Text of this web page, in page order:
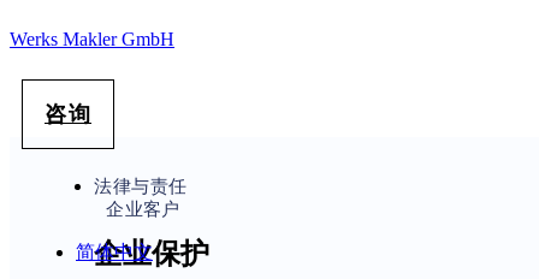
Werks Makler GmbH
咨询
法律与责任
企业保护
企业客户
简体中文